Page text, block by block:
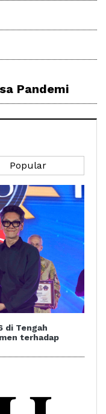
Pandemi
Popular
di Tengah
terhadap